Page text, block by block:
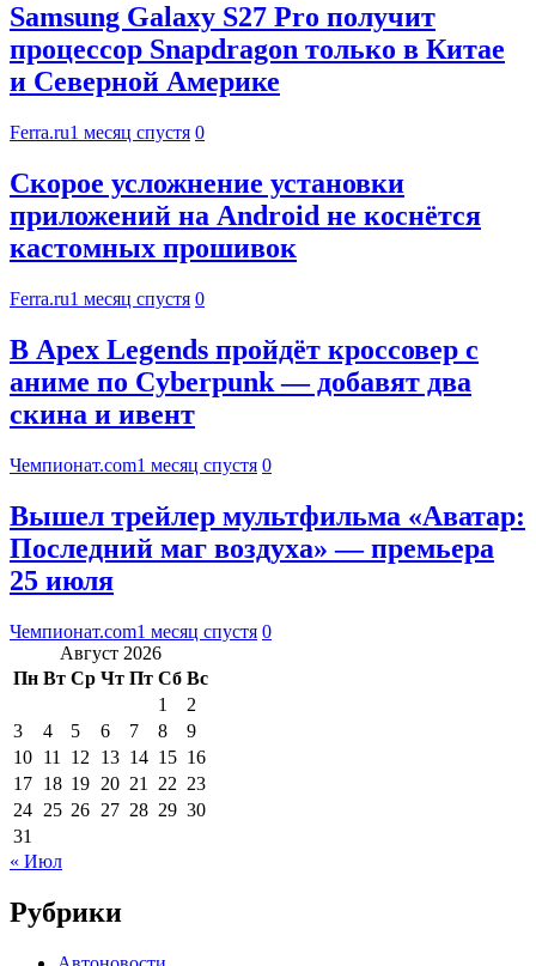
Samsung Galaxy S27 Pro получит
процессор Snapdragon только в Китае
и Северной Америке
Ferra.ru1 месяц спустя 0
Скорое усложнение установки
приложений на Android не коснётся
кастомных прошивок
Ferra.ru1 месяц спустя 0
В Apex Legends пройдёт кроссовер с
аниме по Cyberpunk — добавят два
скина и ивент
Чемпионат.com1 месяц спустя 0
Вышел трейлер мультфильма «Аватар:
Последний маг воздуха» — премьера
25 июля
Чемпионат.com1 месяц спустя 0
Август 2026
Пн Вт Ср Чт Пт Сб Вс
1
2
3
4 5 6 7 8
9
10 11 12 13 14 15 16
17 18 19 20 21 22 23
24 25 26 27 28 29 30
31
« Июл
Рубрики